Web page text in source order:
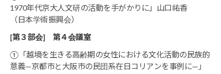
1970年代京大人文研の活動を手がかりに」山口祐香
（日本学術振興会）
[第３部会] 第４会議室
①「越境を生きる高齢期の女性における文化活動の民族的
意義—京都市と大阪市の民団系在日コリアンを事例に—」